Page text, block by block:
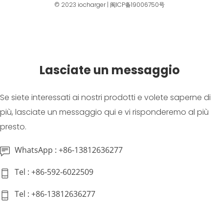
© 2023 iocharger| 闽ICP备19006750号
Lasciate un messaggio
Se siete interessati ai nostri prodotti e volete saperne di
più, lasciate un messaggio qui e vi risponderemo al più
presto.
WhatsApp : +86-13812636277
Tel : +86-592-6022509
Tel : +86-13812636277